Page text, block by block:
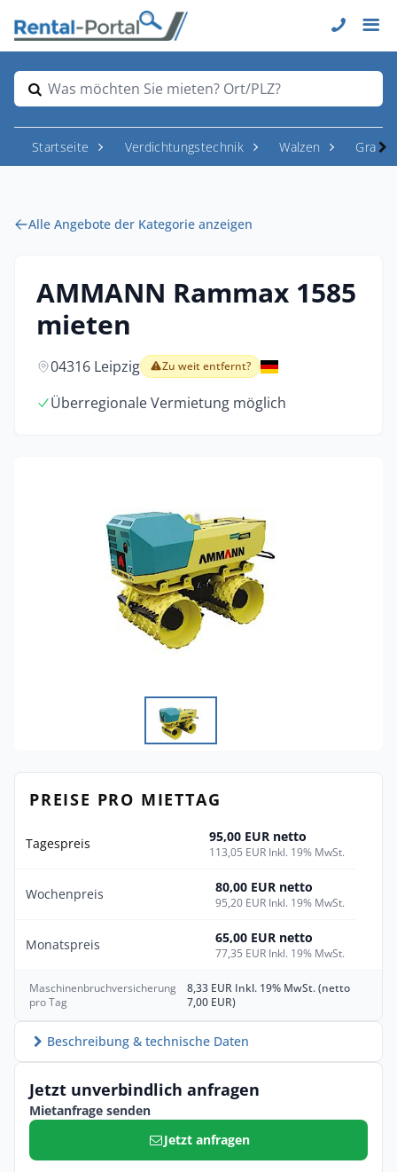
Was möchten Sie mieten? Ort/PLZ?
Startseite Verdichtungstechnik Walzen
Alle Angebote der Kategorie anzeigen
AMMANN Rammax 1585
mieten
04316 Leipzig Zu weit entfernt?
Überregionale Vermietung möglich
PREISE PRO MIETTAG
Tagespreis 95,00 EUR netto
113,05 EUR Inkl. 19% MwSt.
Wochenpreis 80,00 EUR netto
95,20 EUR Inkl. 19% MwSt.
Monatspreis 65,00 EUR netto
77,35 EUR Inkl. 19% MwSt.
Maschinenbruchversicherung
pro Tag
8,33 EUR Inkl. 19% MwSt. (netto
7,00 EUR)
Beschreibung & technische Daten
Jetzt unverbindlich anfragen
Mietanfrage senden
Jetzt anfragen